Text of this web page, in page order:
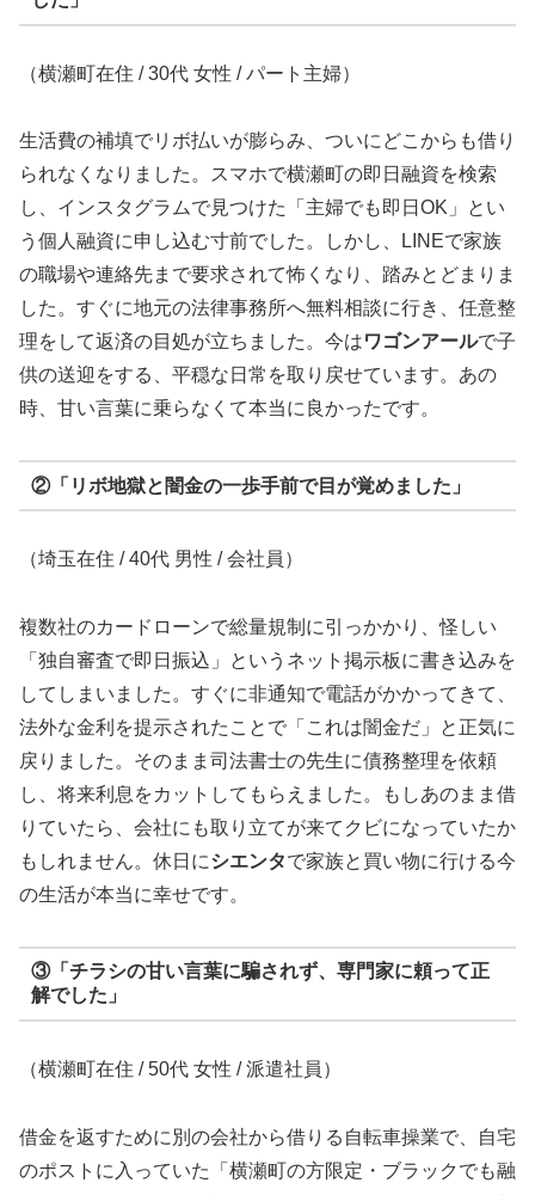
（横瀬町在住 / 30代 女性 / パート主婦）
生活費の補填でリボ払いが膨らみ、ついにどこからも借り
られなくなりました。スマホで横瀬町の即日融資を検索
し、インスタグラムで見つけた「主婦でも即日OK」とい
う個人融資に申し込む寸前でした。しかし、LINEで家族
の職場や連絡先まで要求されて怖くなり、踏みとどまりま
した。すぐに地元の法律事務所へ無料相談に行き、任意整
理をして返済の目処が立ちました。今はワゴンアールで子
供の送迎をする、平穏な日常を取り戻せています。あの
時、甘い言葉に乗らなくて本当に良かったです。
②「リボ地獄と闇金の一歩手前で目が覚めました」
（埼玉在住 / 40代 男性 / 会社員）
複数社のカードローンで総量規制に引っかかり、怪しい
「独自審査で即日振込」というネット掲示板に書き込みを
してしまいました。すぐに非通知で電話がかかってきて、
法外な金利を提示されたことで「これは闇金だ」と正気に
戻りました。そのまま司法書士の先生に債務整理を依頼
し、将来利息をカットしてもらえました。もしあのまま借
りていたら、会社にも取り立てが来てクビになっていたか
もしれません。休日にシエンタで家族と買い物に行ける今
の生活が本当に幸せです。
③「チラシの甘い言葉に騙されず、専門家に頼って正
解でした」
（横瀬町在住 / 50代 女性 / 派遣社員）
借金を返すために別の会社から借りる自転車操業で、自宅
のポストに入っていた「横瀬町の方限定・ブラックでも融